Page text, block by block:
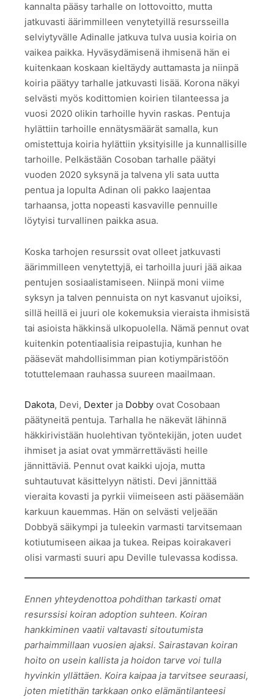
kannalta pääsy tarhalle on lottovoitto, mutta
jatkuvasti äärimmilleen venytetyillä resursseilla
selviytyvälle Adinalle jatkuva tulva uusia koiria on
vaikea paikka. Hyväsydämisenä ihmisenä hän ei
kuitenkaan koskaan kieltäydy auttamasta ja niinpä
koiria päätyy tarhalle jatkuvasti lisää. Korona näkyi
selvästi myös kodittomien koirien tilanteessa ja
vuosi 2020 olikin tarhoille hyvin raskas. Pentuja
hylättiin tarhoille ennätysmäärät samalla, kun
omistettuja koiria hylättiin yksityisille ja kunnallisille
tarhoille. Pelkästään Cosoban tarhalle päätyi
vuoden 2020 syksynä ja talvena yli sata uutta
pentua ja lopulta Adinan oli pakko laajentaa
tarhaansa, jotta nopeasti kasvaville pennuille
löytyisi turvallinen paikka asua.
Koska tarhojen resurssit ovat olleet jatkuvasti
äärimmilleen venytettyjä, ei tarhoilla juuri jää aikaa
pentujen sosiaalistamiseen. Niinpä moni viime
syksyn ja talven pennuista on nyt kasvanut ujoiksi,
sillä heillä ei juuri ole kokemuksia vieraista ihmisistä
tai asioista häkkinsä ulkopuolella. Nämä pennut ovat
kuitenkin potentiaalisia reipastujia, kunhan he
pääsevät mahdollisimman pian kotiympäristöön
totuttelemaan rauhassa suureen maailmaan.
Dakota, Devi, Dexter ja Dobby ovat Cosobaan
päätyneitä pentuja. Tarhalla he näkevät lähinnä
häkkirivistään huolehtivan työntekijän, joten uudet
ihmiset ja asiat ovat ymmärrettävästi heille
jännittäviä. Pennut ovat kaikki ujoja, mutta
suhtautuvat käsittelyyn nätisti. Devi jännittää
vieraita kovasti ja pyrkii viimeiseen asti pääsemään
karkuun kauemmas. Hän on selvästi veljeään
Dobbyä säikympi ja tuleekin varmasti tarvitsemaan
kotiutumiseen aikaa ja tukea. Reipas koirakaveri
olisi varmasti suuri apu Deville tulevassa kodissa.
Ennen yhteydenottoa pohdithan tarkasti omat
resurssisi koiran adoption suhteen. Koiran
hankkiminen vaatii valtavasti sitoutumista
parhaimmillaan vuosien ajaksi. Sairastavan koiran
hoito on usein kallista ja hoidon tarve voi tulla
hyvinkin yllättäen. Koira kaipaa ja tarvitsee seuraasi,
joten mietithän tarkkaan onko elämäntilanteesi